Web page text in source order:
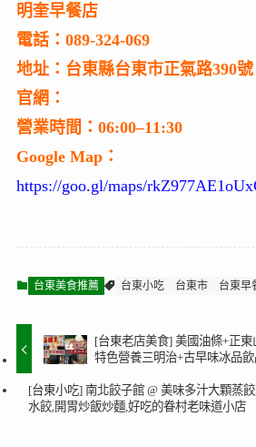
明奎早餐店
電話：089-324-069
地址：台東縣台東市正氣路390號
官網：
營業時間：06:00–11:30
Google Map：
https://goo.gl/maps/
台東美食推薦 台東小吃 台東市 台東早
[台東老店美食] 美國油條+正東
特色營養三明治+古早味冰品
[台東小吃] 南北餃子館 @ 美味多汁大顆蒸
水餃,開胃炒飯炒麵,好吃的眷村老味道小店